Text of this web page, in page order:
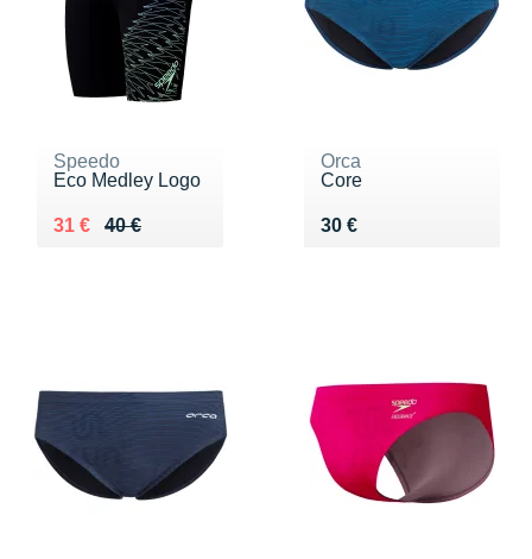
Speedo
Eco Medley Logo
40 €
Au lieu de 40 €
31 €
Vendu 31 €
Orca
Core
30 €
Vendu 30 €